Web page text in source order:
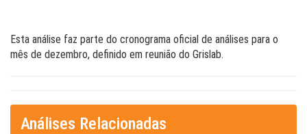
Esta análise faz parte do cronograma oficial de análises para o
mês de dezembro, definido em reunião do Grislab.
Análises Relacionadas